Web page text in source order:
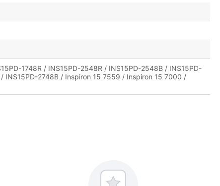
1748R / INS15PD-2548R / INS15PD-2548B / INS15PD-
INS15PD-2748B / Inspiron 15 7559 / Inspiron 15 7000 /